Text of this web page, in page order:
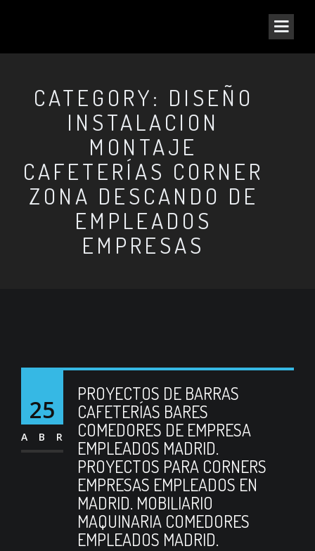
CATEGORY: DISEÑO
INSTALACION
MONTAJE
CAFETERÍAS CORNER
ZONA DESCANDO DE
EMPLEADOS
EMPRESAS
25
ABR
PROYECTOS DE BARRAS
CAFETERÍAS BARES
COMEDORES DE EMPRESA
EMPLEADOS MADRID.
PROYECTOS PARA CORNERS
EMPRESAS EMPLEADOS EN
MADRID. MOBILIARIO
MAQUINARIA COMEDORES
EMPLEADOS MADRID.